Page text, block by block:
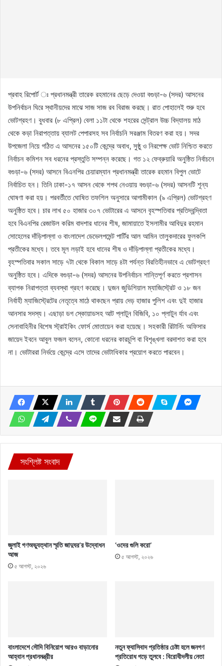
প্রবাহ রিপোর্ট ঃ প্রধানমন্ত্রী তারেক রহমানের ছেড়ে দেওয়া বগুড়া-৬ (সদর) আসনের
উপনির্বাচন ঘিরে স্থানীয়দের মাঝে সাজ সাজ রব বিরাজ করছে। রাত পোহালেই শুরু হবে
ভোটগ্রহণ। বুধবার (৮ এপ্রিল) বেলা ১১টা থেকে শহরের সেন্ট্রাল উচ্চ বিদ্যালয় মাঠ
থেকে কড়া নিরাপত্তায় ব্যালট পেপারসহ সব নির্বাচনি সরঞ্জাম বিতরণ করা হয়। সদর
উপজেলা নিয়ে গঠিত এ আসনের ১৫০টি কেন্দ্রে অবাধ, সুষ্ঠু ও নিরপেক্ষ ভোট নিশ্চিত করতে
নির্বাচন কমিশন সব ধরনের প্রস্তুতি সম্পন্ন করেছে। গত ১২ ফেব্রুয়ারি অনুষ্ঠিত নির্বাচনে
বগুড়া-৬ (সদর) আসনে বিএনপির চেয়ারম্যান প্রধানমন্ত্রী তারেক রহমান বিপুল ভোটে
নির্বাচিত হন। তিনি ঢাকা-১৭ আসন থেকে শপথ নেওয়ায় বগুড়া-৬ (সদর) আসনটি শূন্য
ঘোষণা করা হয়। পরবর্তীতে ঘোষিত তফশিল অনুসারে আগামীকাল (৯ এপ্রিল) ভোটগ্রহণ
অনুষ্ঠিত হবে। চার লাখ ৫০ হাজার ৩০৭ ভোটারের এ আসনে বৃহস্পতিবার প্রতিদ্বন্দ্বিতা
হবে বিএনপির রেজাউল করিম বাদশার ধানের শীষ, জামায়াতে ইসলামীর আবিদুর রহমান
সোহেলের দাঁড়িপাল্লা ও বাংলাদেশ ডেভেলপমেন্ট পার্টির আল আমিন তালুকদারের ফুলকপি
প্রতীকের মধ্যে। তবে মূল লড়াই হবে ধানের শীষ ও দাঁড়িপাল্লা প্রতীকের মধ্যে।
বৃহস্পতিবার সকাল সাড়ে ৭টা থেকে বিকাল সাড়ে ৪টা পর্যন্ত বিরতিহীনভাবে এ ভোটগ্রহণ
অনুষ্ঠিত হবে। এদিকে বগুড়া-৬ (সদর) আসনের উপনির্বাচন শান্তিপূর্ণ করতে প্রশাসন
ব্যাপক নিরাপত্তা ব্যবস্থা গ্রহণ করেছে। দুজন জুডিশিয়াল ম্যাজিস্ট্রেট ও ১৮ জন
নির্বাহী ম্যাজিস্ট্রেটের নেতৃত্বে মাঠে থাকছেন প্রায় দেড় হাজার পুলিশ এবং দুই হাজার
আনসার সদস্য। এছাড়া ডগ স্কোয়াডসহ আট প্লাটুন বিজিবি, ১০ প্লাটুন র্যাব এবং
সেনাবাহিনীর বিশেষ স্ট্রাইকিং ফোর্স মোতায়েন করা হয়েছে। সহকারী রিটার্নিং অফিসার
জায়েদ ইবনে আবুল ফজল বলেন, কোনো ধরনের কারচুপি বা বিশৃঙ্খলা বরদাশত করা হবে
না। ভোটাররা নির্ভয়ে কেন্দ্রে এসে তাদের ভোটাধিকার প্রয়োগ করতে পারবেন।
সংশ্লিষ্ট সংবাদ
জুলাই গণঅভ্যুত্থান স্মৃতি জাদুঘর’র উদ্বোধন
আজ
৫ আগস্ট, ২০২৬
‘ওদের গুলি করো’
৫ আগস্ট, ২০২৬
বাংলাদেশে সৌদি বিনিয়োগ আরও বাড়ানোর
আহ্বান প্রধানমন্ত্রীর
নতুন ফ্যাসিবাদ প্রতিষ্ঠার চেষ্টা হলে জনগণ
প্রতিরোধ গড়ে তুলবে : বিরোধীদলীয় নেতা